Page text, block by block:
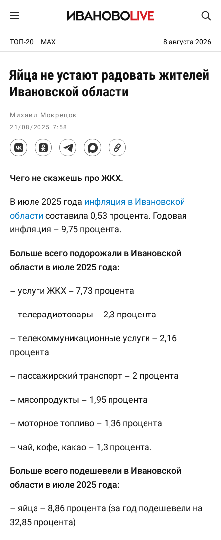
ТОП-20 MAX 8 августа 2026
Яйца не устают радовать жителей
Ивановской области
Михаил Мокрецов
21/08/2025 7:58
Чего не скажешь про ЖКХ.
В июле 2025 года инфляция в Ивановской
области составила 0,53 процента. Годовая
инфляция – 9,75 процента.
Больше всего подорожали в Ивановской
области в июле 2025 года:
– услуги ЖКХ – 7,73 процента
– телерадиотовары – 2,3 процента
– телекоммуникационные услуги – 2,16
процента
– пассажирский транспорт – 2 процента
– мясопродукты – 1,95 процента
– моторное топливо – 1,36 процента
– чай, кофе, какао – 1,3 процента.
Больше всего подешевели в Ивановской
области в июле 2025 года:
– яйца – 8,86 процента (за год подешевели на
32,85 процента)